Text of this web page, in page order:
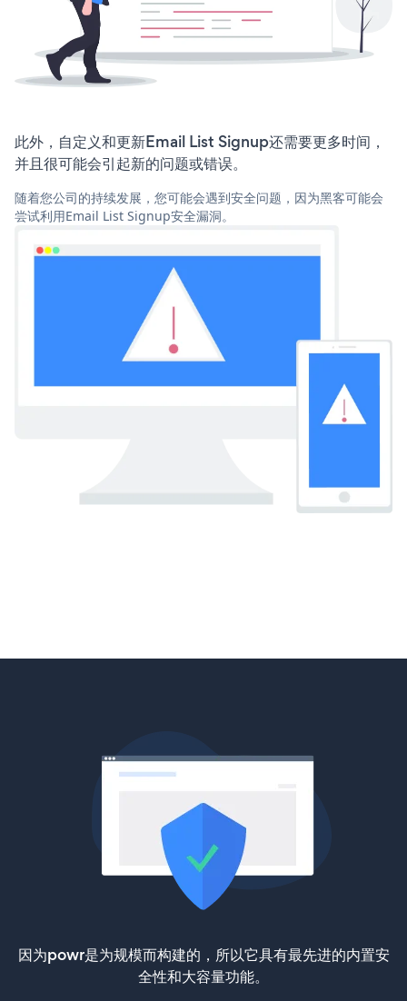
此外，自定义和更新Email List Signup还需要更多时间，
并且很可能会引起新的问题或错误。
随着您公司的持续发展，您可能会遇到安全问题，因为黑客可能会
尝试利用Email List Signup安全漏洞。
因为powr是为规模而构建的，所以它具有最先进的内置安
全性和大容量功能。